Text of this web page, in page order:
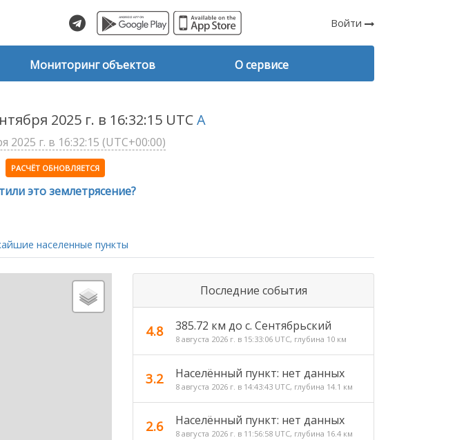
Войти
Мониторинг объектов О сервисе
2025 г. в 16:32:15 UTCA
2025 г. в 16:32:15 (UTC+00:00)
РАСЧЁТ ОБНОВЛЯЕТСЯ
это землетрясение?
населенные пункты
Последние события
4.8 385.72 км до с. Сентябрьский
8 августа 2026 г. в 15:33:06 UTC, глубина 10 км
3.2 Населённый пункт: нет данных
8 августа 2026 г. в 14:43:43 UTC, глубина 14.1 км
2.6 Населённый пункт: нет данных
8 августа 2026 г. в 11:56:58 UTC, глубина 16.4 км